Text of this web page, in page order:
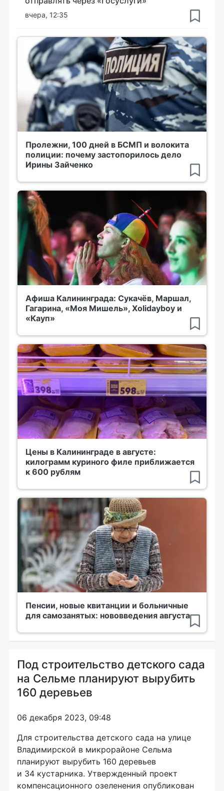
вчера, 12:35
Пролежни, 100 дней в БСМП и волокита
полиции: почему застопорилось дело
Ирины Зайченко
Афиша Калининграда: Сукачёв, Маршал,
Гагарина, «Моя Мишель», Xolidayboy и
«Кауп»
Цены в Калининграде в августе:
килограмм куриного филе приближается
к 600 рублям
Пенсии, новые квитанции и больничные
для самозанятых: нововведения августа
Под строительство детского сада
на Сельме планируют вырубить
160 деревьев
06 декабря 2023, 09:48
Для строительства детского сада на улице
Владимирской в микрорайоне Сельма
планируют вырубить 160 деревьев
и 34 кустарника. Утвержденный проект
компенсационного озеленения опубликован